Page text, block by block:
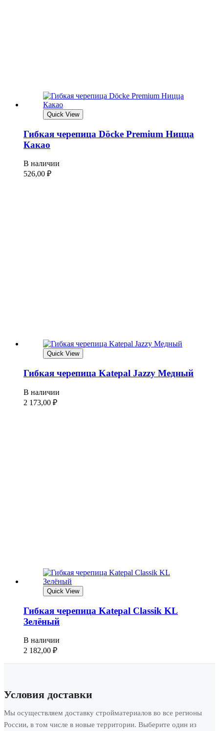
Quick View
Гибкая черепица Döcke Premium Ницца
Какао
В наличии
526,00 ₽
Quick View
Гибкая черепица Katepal Jazzy Медный
В наличии
2 173,00 ₽
Quick View
Гибкая черепица Katepal Classik KL
Зелёный
В наличии
2 182,00 ₽
Условия доставки
Мы осуществляем доставку стройматериалов во все регионы
России, в том числе в новые территории. Выберите один из